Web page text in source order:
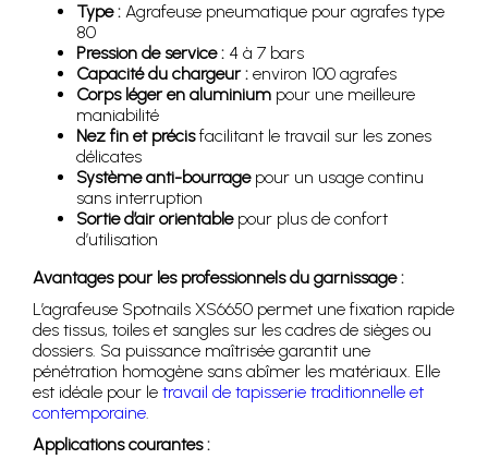
Type : Agrafeuse pneumatique pour agrafes type
80
Pression de service : 4 à 7 bars
Capacité du chargeur : environ 100 agrafes
Corps léger en aluminium pour une meilleure
maniabilité
Nez fin et précisfacilitant le travail sur les zones
délicates
Système anti-bourragepour un usage continu
sans interruption
Sortie d’air orientablepour plus de confort
d’utilisation
Avantages pour les professionnels du garnissage :
L’agrafeuse Spotnails XS6650 permet une fixation rapide
des tissus, toiles et sangles sur les cadres de sièges ou
dossiers. Sa puissance maîtrisée garantit une
pénétration homogène sans abîmer les matériaux. Elle
est idéale pour le travail de tapisserie traditionnelle et
contemporaine.
Applications courantes :